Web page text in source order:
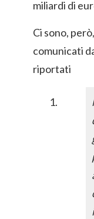
miliardi di
Ci sono,
comunicati
riportati